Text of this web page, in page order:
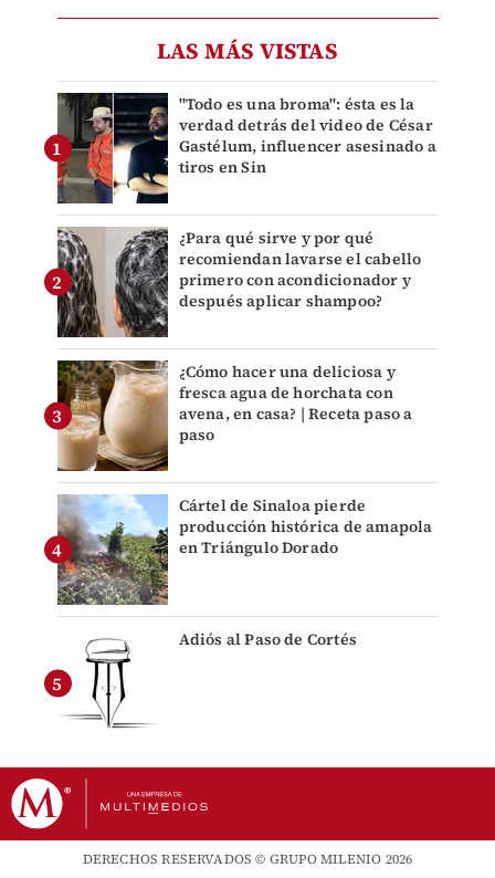
LAS MÁS VISTAS
"Todo es una broma": ésta es la
verdad detrás del video de César
Gastélum, influencer asesinado a
tiros en Sin
¿Para qué sirve y por qué
recomiendan lavarse el cabello
primero con acondicionador y
después aplicar shampoo?
¿Cómo hacer una deliciosa y
fresca agua de horchata con
avena, en casa? | Receta paso a
paso
Cártel de Sinaloa pierde
producción histórica de amapola
en Triángulo Dorado
Adiós al Paso de Cortés
DERECHOS RESERVADOS © GRUPO MILENIO 2026